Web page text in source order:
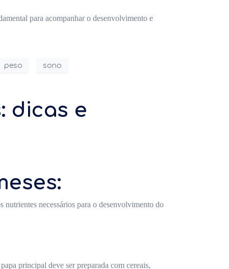
para acompanhar o desenvolvimento e
peso sono
dicas e
necessários para o desenvolvimento do
principal deve ser preparada com cereais,